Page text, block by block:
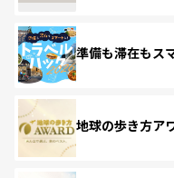
準備も滞在もス
地球の歩き方ア